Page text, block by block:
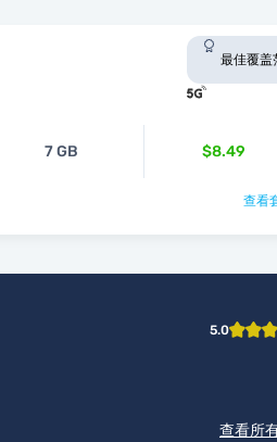
最佳覆盖
7 GB $8.49
查看
5.0
查看所